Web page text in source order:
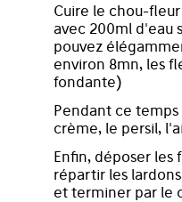
Cuire le chou-
avec 200ml d'eau
pouvez
environ 8mn, les
fondante)
Pendant ce
crème, le persil,
Enfin, déposer les
répartir les
et terminer par le